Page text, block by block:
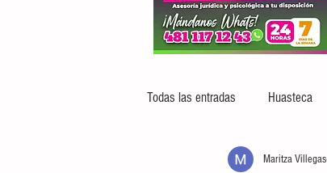
Todas las entradas Huasteca
Maritza Villegas